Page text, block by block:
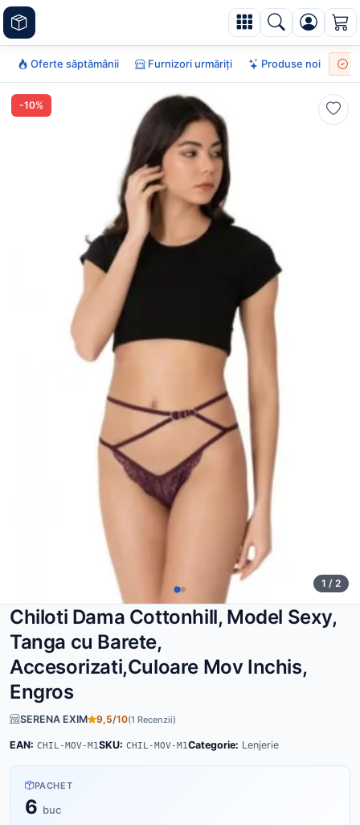
Oferte săptămânii Furnizori urmăriți Produse noi
-10%
1 / 2
Chiloti Dama Cottonhill, Model Sexy,
Tanga cu Barete,
Accesorizati,Culoare Mov Inchis,
Engros
SERENA EXIM 9,5/10(1 Recenzii)
EAN: CHIL-MOV-M1SKU: CHIL-MOV-M1Categorie: Lenjerie
PACHET
6 buc